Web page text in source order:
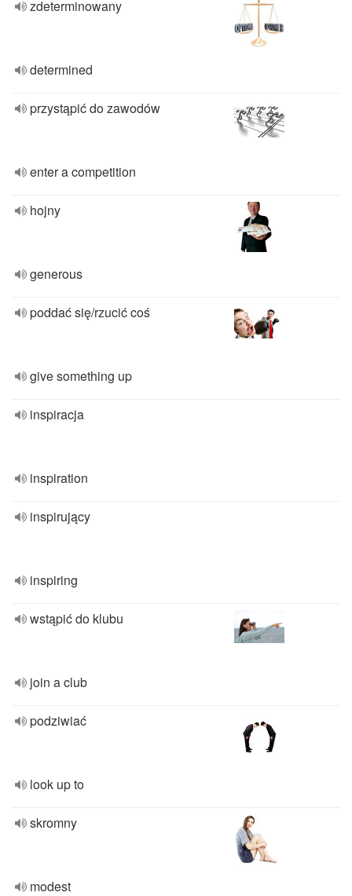
zdeterminowany
determined
przystąpić do zawodów
enter a competition
hojny
generous
poddać się/rzucić coś
give something up
inspiracja
inspiration
inspirujący
inspiring
wstąpić do klubu
join a club
podziwiać
look up to
skromny
modest